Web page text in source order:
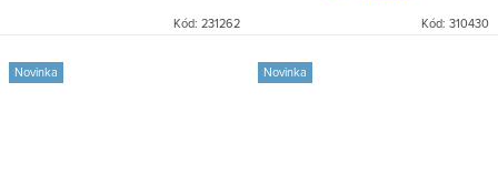
Kód: 231262 Kód: 310430
Novinka Novinka